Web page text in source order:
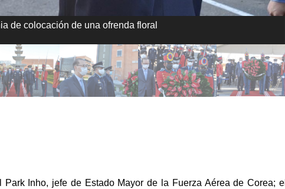
de colocación de una ofrenda floral
Inho, jefe de Estado Mayor de la Fuerza Aérea de Corea; el